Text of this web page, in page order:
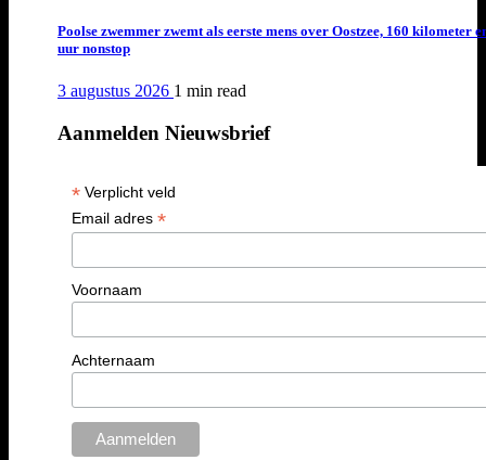
Poolse zwemmer zwemt als eerste mens over Oostzee, 160 kilometer
uur nonstop
3 augustus 2026 1 min read
Aanmelden Nieuwsbrief
*Verplicht veld
Email adres *
Voornaam
Achternaam